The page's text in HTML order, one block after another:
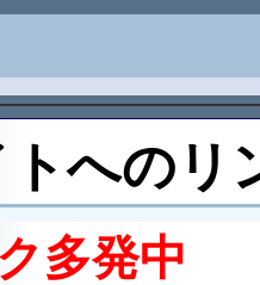
へのリ
多発中